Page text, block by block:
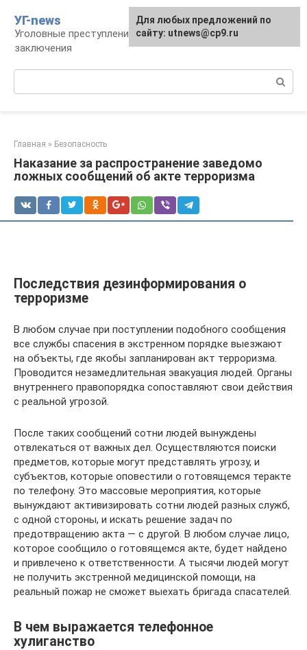
контенту
УГ-news
Уголовные преступления, наказания, места
заключения
Главная » Безопасность
Наказание за распространение заведомо
ложных сообщений об акте терроризма
Последствия дезинформирования о
терроризме
В любом случае при поступлении подобного сообщения
все службы спасения в экстренном порядке выезжают
на объекты, где якобы запланирован акт терроризма.
Проводится незамедлительная эвакуация людей. Органы
внутреннего правопорядка сопоставляют свои действия
с реальной угрозой.
После таких сообщений сотни людей вынуждены
отвлекаться от важных дел. Осуществляются поиски
предметов, которые могут представлять угрозу, и
субъектов, которые оповестили о готовящемся теракте
по телефону. Это массовые мероприятия, которые
вынуждают активизировать сотни людей разных служб,
с одной стороны, и искать решение задач по
предотвращению акта — с другой. В любом случае лицо,
которое сообщило о готовящемся акте, будет найдено
и привлечено к ответственности. А тысячи людей могут
не получить экстренной медицинской помощи, на
реальный пожар не сможет выехать бригада спасателей.
В чем выражается телефонное
хулиганство
Для любых предложений по
сайту: utnews@cp9.ru